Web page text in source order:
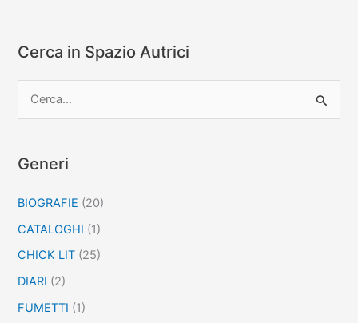
Cerca in Spazio Autrici
c
:
Generi
BIOGRAFIE (20)
CATALOGHI (1)
CHICK LIT (25)
DIARI (2)
FUMETTI (1)